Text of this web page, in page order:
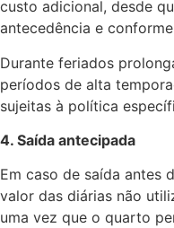
custo adicional, desde
antecedência e
Durante feriados
períodos de alta
sujeitas à política
4. Saída antecipada
Em caso de saída antes
valor das diárias não
uma vez que o quarto